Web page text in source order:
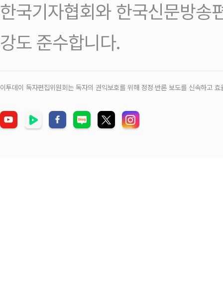
한국기자협회와 한국신문방송
강도 준수합니다.
이투데이 독자편집위원회는 독자의 권익보호를 위해 정정‧반론 보도를 신속하고